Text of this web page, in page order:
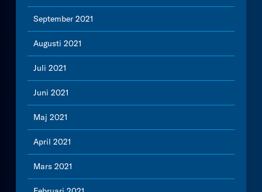
September 2021
Augusti 2021
Juli 2021
Juni 2021
Maj 2021
April 2021
Mars 2021